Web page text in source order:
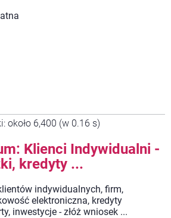
około 6,400 (w 0.16 s)
Klienci Indywidualni -
kredyty ...
indywidualnych, firm,
elektroniczna, kredyty
inwestycje - złóż wniosek ...